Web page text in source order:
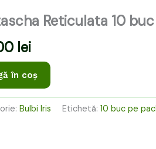
Reticulata 10 buc
lei.
lei
este:
19,00 lei.
în coș
Bulbi Iris Etichetă: 10 buc pe